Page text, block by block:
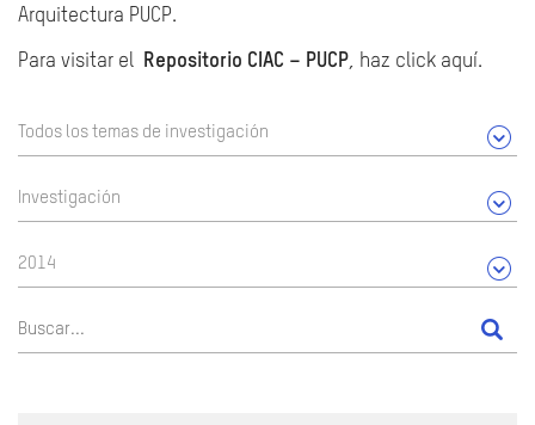
Arquitectura PUCP.
Para visitar el Repositorio CIAC – PUCP, haz click aquí.
Todos los temas de investigación
Investigación
2014